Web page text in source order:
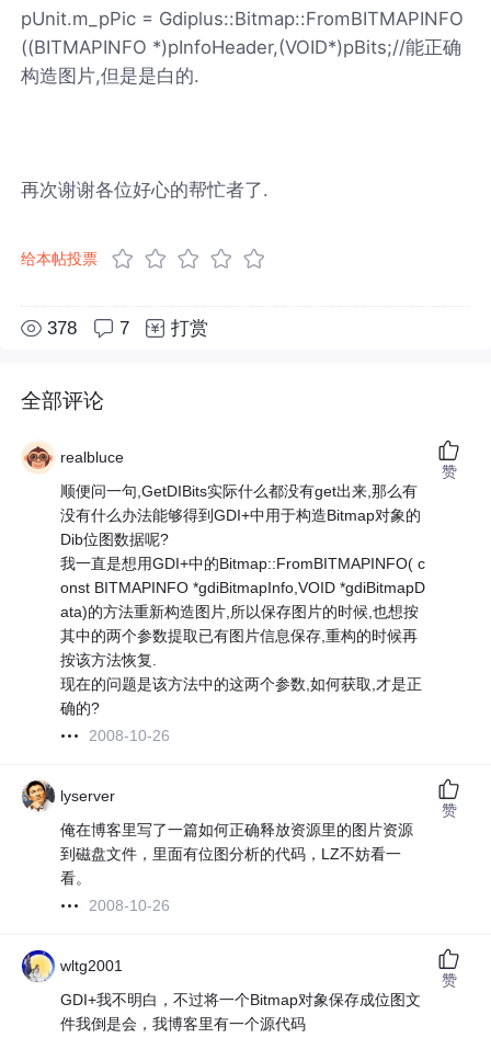
pUnit.m_pPic = Gdiplus::Bitmap::FromBITMAPINFO
((BITMAPINFO *)pInfoHeader,(VOID*)pBits;//能正确
构造图片,但是是白的.
再次谢谢各位好心的帮忙者了.
给本帖投票
378 7 打赏
全部评论
realbluce
顺便问一句,GetDIBits实际什么都没有get出来,那么有
没有什么办法能够得到GDI+中用于构造Bitmap对象的
Dib位图数据呢?
我一直是想用GDI+中的Bitmap::FromBITMAPINFO( c
onst BITMAPINFO *gdiBitmapInfo,VOID *gdiBitmapD
ata)的方法重新构造图片,所以保存图片的时候,也想按
其中的两个参数提取已有图片信息保存,重构的时候再
按该方法恢复.
现在的问题是该方法中的这两个参数,如何获取,才是正
确的?
2008-10-26
赞
lyserver
俺在博客里写了一篇如何正确释放资源里的图片资源
到磁盘文件，里面有位图分析的代码，LZ不妨看一
看。
2008-10-26
赞
wltg2001
GDI+我不明白，不过将一个Bitmap对象保存成位图文
件我倒是会，我博客里有一个源代码
赞